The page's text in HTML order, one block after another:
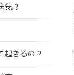
気？
起きるの？